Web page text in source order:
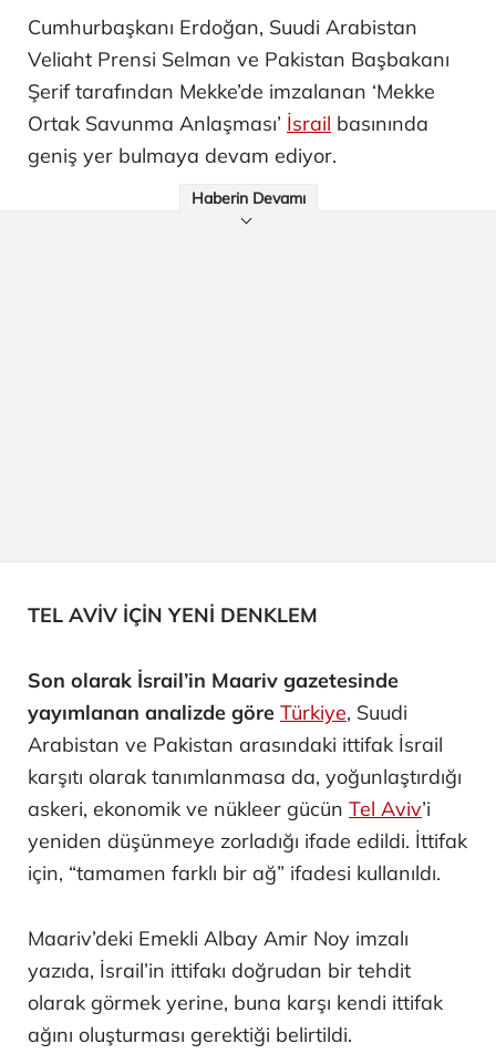
Cumhurbaşkanı Erdoğan, Suudi Arabistan
Veliaht Prensi Selman ve Pakistan Başbakanı
Şerif tarafından Mekke’de imzalanan ‘Mekke
Ortak Savunma Anlaşması’ İsrail basınında
geniş yer bulmaya devam ediyor.
Haberin Devamı
TEL AVİV İÇİN YENİ DENKLEM
Son olarak İsrail’in Maariv gazetesinde
yayımlanan analizde göre Türkiye, Suudi
Arabistan ve Pakistan arasındaki ittifak İsrail
karşıtı olarak tanımlanmasa da, yoğunlaştırdığı
askeri, ekonomik ve nükleer gücün Tel Aviv’i
yeniden düşünmeye zorladığı ifade edildi. İttifak
için, “tamamen farklı bir ağ” ifadesi kullanıldı.
Maariv’deki Emekli Albay Amir Noy imzalı
yazıda, İsrail’in ittifakı doğrudan bir tehdit
olarak görmek yerine, buna karşı kendi ittifak
ağını oluşturması gerektiği belirtildi.